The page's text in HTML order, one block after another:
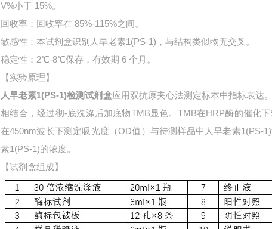
V%小于 15%。
回收率：回收率在 85%-115%之间。
敏感性：本试剂盒识别人早老素1(PS-1)，与结构类似物无交叉。
稳定性：2℃-8℃保存，有效期 6 个月。
【实验原理】
人早老素1(PS-1)检测试剂盒应用双抗原夹心法测定标本中指标表达
相结合，经过彻-底洗涤后加底物TMB显色。TMB在HRP酶的催化
在450nm波长下测定吸光度（OD值）与待测样品中 人早老素1(PS-
素1(PS-1)的浓度。
【试剂盒组成】